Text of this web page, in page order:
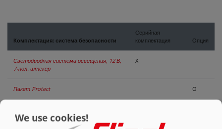
КОНТАКТЫ
Комплектация: система безопасности
Серийная
комплектация
Опция
Светодиодная система освещения, 12 В,
7-пол. штекер
X
Пакет Protect O
складыванием
We use cookies!